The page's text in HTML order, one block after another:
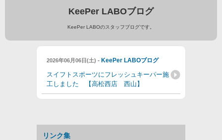
KeePer LABOブログ
KeePer LABOのスタッフブログです。
2026年06月06日(土) - KeePer LABOブログ
スイフトスポーツにフレッシュキーパー施
工しました 【高松西店 西山】
リンク集